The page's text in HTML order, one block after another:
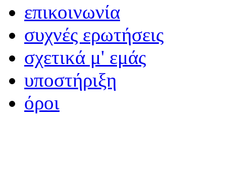
επικοινωνία
συχνές ερωτήσεις
σχετικά μ' εμάς
υποστήριξη
όροι